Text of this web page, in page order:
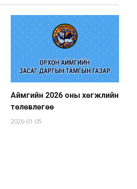
Аймгийн 2026 оны хөгжлийн
төлөвлөгөө
2026-01-05